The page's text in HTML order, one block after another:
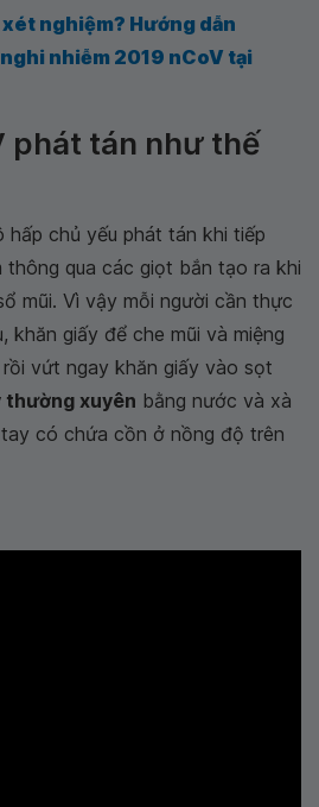
nghiệm? Hướng dẫn
nhiễm 2019 nCoV tại
phát tán như thế
hấp chủ yếu phát tán khi tiếp
thông qua các giọt bắn tạo ra khi
mũi. Vì vậy mỗi người cần thực
khăn giấy để che mũi và miệng
vứt ngay khăn giấy vào sọt
thường xuyên bằng nước và xà
có chứa cồn ở nồng độ trên